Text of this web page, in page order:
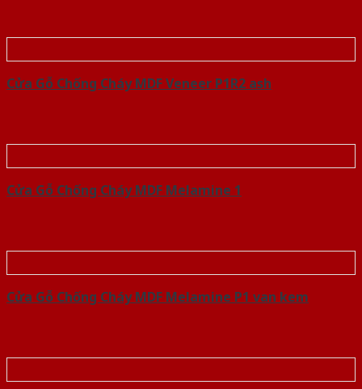
Cửa Gỗ Chống Cháy MDF Veneer P1R2 ash
Cửa Gỗ Chống Cháy MDF Melamine 1
Cửa Gỗ Chống Cháy MDF Melamine P1 van kem